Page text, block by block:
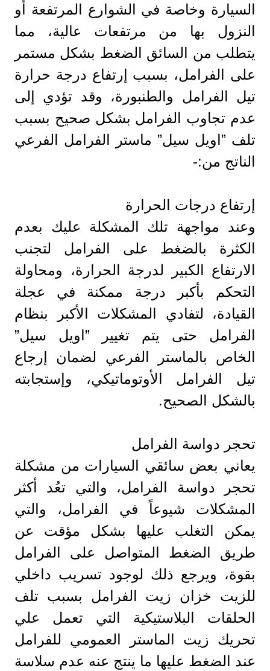
السيارة وخاصة في الشوارع المرتفعة أو
النزول بها من مرتفعات عالية، مما
يتطلب من السائق الضغط بشكل مستمر
على الفرامل، بسبب إرتفاع درجة حرارة
تيل الفرامل والطنبورة، وقد تؤدي إلى
عدم تجاوب الفرامل بشكل صحيح بسبب
تلف ”اويل سيل” ماستر الفرامل الفرعي
الناتج من:-
إرتفاع درجات الحرارة
وعند مواجهة تلك المشكلة عليك بعدم
الكثرة بالضغط على الفرامل لتجنب
الارتفاع الكبير لدرجة الحرارة، ومحاولة
التحكم بأكبر درجة ممكنة في عجلة
القيادة، لتفادي المشكلات الأكبر بنظام
الفرامل حتى يتم تغيير ”اويل سيل”
الخاص بالماستر الفرعي لضمان إرجاع
تيل الفرامل الأوتوماتيكي، وإستجابته
بالشكل الصحيح.
تحجر دواسة الفرامل
يعاني بعض سائقي السيارات من مشكلة
تحجر دواسة الفرامل، والتي تعُد أكثر
المشكلات شيوعاً في الفرامل، والتي
يمكن التغلب عليها بشكل مؤقت عن
طريق الضغط المتواصل على الفرامل
بقوة، ويرجع ذلك لوجود تسريب داخلي
للزيت خزان زيت الفرامل بسبب تلف
الحلقات البلاستيكية التي تعمل علي
تحريك زيت الماستر العمومي للفرامل
عند الضغط عليها ما ينتج عنه عدم سلاسة